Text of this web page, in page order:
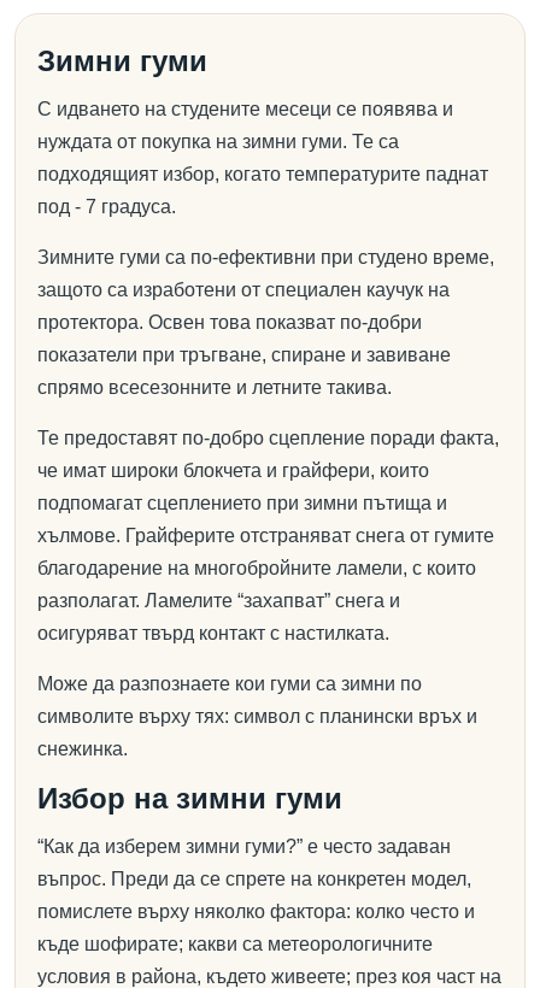
Зимни гуми
С идването на студените месеци се появява и
нуждата от покупка на зимни гуми. Те са
подходящият избор, когато температурите паднат
под - 7 градуса.
Зимните гуми са по-ефективни при студено време,
защото са изработени от специален каучук на
протектора. Освен това показват по-добри
показатели при тръгване, спиране и завиване
спрямо всесезонните и летните такива.
Те предоставят по-добро сцепление поради факта,
че имат широки блокчета и грайфери, които
подпомагат сцеплението при зимни пътища и
хълмове. Грайферите отстраняват снега от гумите
благодарение на многобройните ламели, с които
разполагат. Ламелите “захапват” снега и
осигуряват твърд контакт с настилката.
Може да разпознаете кои гуми са зимни по
символите върху тях: символ с планински връх и
снежинка.
Избор на зимни гуми
“Как да изберем зимни гуми?” е често задаван
въпрос. Преди да се спрете на конкретен модел,
помислете върху няколко фактора: колко често и
къде шофирате; какви са метеорологичните
условия в района, където живеете; през коя част на